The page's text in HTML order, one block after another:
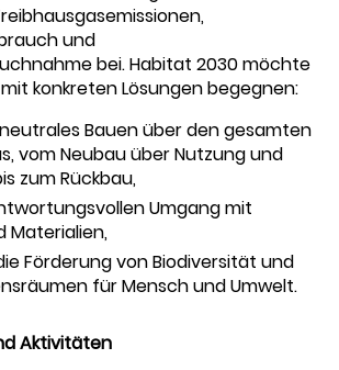
und
bei. Habitat 2030 möchte
konkreten Lösungen begegnen:
Bauen über den gesamten
vom Neubau über Nutzung und
zum Rückbau,
Umgang mit
Materialien,
Förderung von Biodiversität und
für Mensch und Umwelt.
Aktivitäten